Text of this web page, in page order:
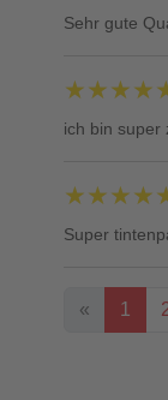
Sehr gute
ich bin super
Super
« 1